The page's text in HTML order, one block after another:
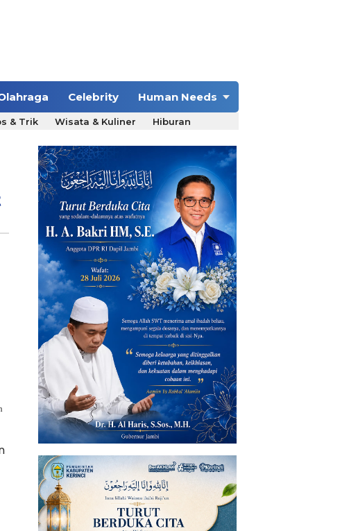
Celebrity Human Needs
& Trik Wisata & Kuliner Hiburan